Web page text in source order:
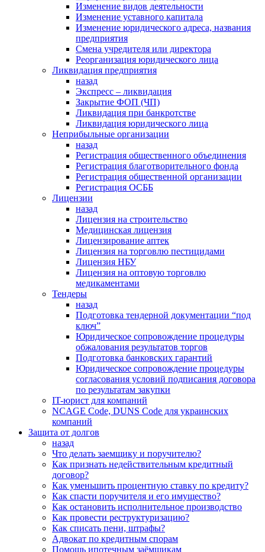
Изменение видов деятельности
Изменение уставного капитала
Изменение юридического адреса, названия
предприятия
Смена учредителя или директора
Реорганизация юридического лица
Ликвидация предприятия
назад
Экспресс – ликвидация
Закрытие ФОП (ЧП)
Ликвидация при банкротстве
Ликвидация юридического лица
Неприбыльные организации
назад
Регистрация общественного объединения
Регистрация благотворительного фонда
Регистрация общественной организации
Регистрация ОСББ
Лицензии
назад
Лицензия на строительство
Медицинская лицензия
Лицензирование аптек
Лицензия на торговлю пестицидами
Лицензия НБУ
Лицензия на оптовую торговлю
медикаментами
Тендеры
назад
Подготовка тендерной документации “под
ключ”
Юридическое сопровождение процедуры
обжалования результатов торгов
Подготовка банковских гарантий
Юридическое сопровождение процедуры
согласования условий подписания договора
по результатам закупки
IT-юрист для компаний
NCAGE Code, DUNS Code для украинских
компаний
Защита от долгов
назад
Что делать заемщику и поручителю?
Как признать недействительным кредитный
договор?
Как уменьшить процентную ставку по кредиту?
Как спасти поручителя и его имущество?
Как остановить исполнительное производство
Как провести реструктуризацию?
Как списать пени, штрафы?
Адвокат по кредитным спорам
Помощь ипотечным заёмщикам